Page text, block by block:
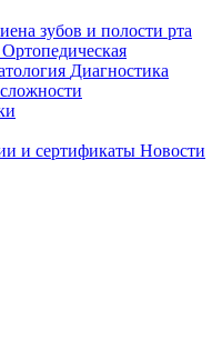
зубов и полости рта
Ортопедическая
Диагностика
и сертификаты Новости